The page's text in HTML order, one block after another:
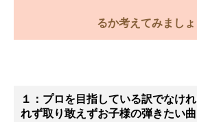
るか考えてみましょ
１：プロを目指している訳でなけ
れず取り敢えずお子様の弾きたい曲